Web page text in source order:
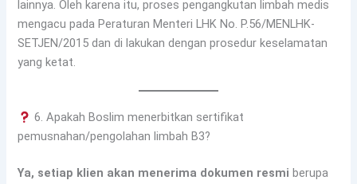
lainnya. Oleh karena itu, proses pengangkutan limbah medis
mengacu pada Peraturan Menteri LHK No. P.56/MENLHK-
SETJEN/2015 dan di lakukan dengan prosedur keselamatan
yang ketat.
6. Apakah Boslim menerbitkan sertifikat
pemusnahan/pengolahan limbah B3?
Ya, setiap klien akan menerima dokumen resmi berupa